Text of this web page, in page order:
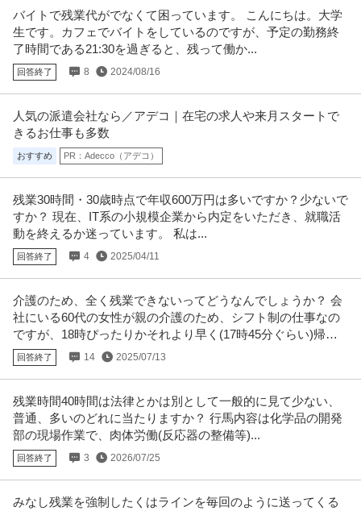
バイトで残業代がでなくて困っています。 こんにちは。大学
生です。カフェでバイトをしているのですが、予定の勤務終
了時間である21:30を過ぎると、残って働か...
回答終了 8 2024/08/16
人気の派遣会社なら／アデコ｜在宅の求人や来月スタートで
きるお仕事も多数
おすすめ PR：Adecco（アデコ）
残業30時間・30歳時点で年収600万円は多いですか？少ないで
すか？ 現在、IT系の小規模企業から内定をいただき、就職活
動を終えるか迷っています。 私は...
回答終了 4 2025/04/11
介護のため、全く残業できないってどうなんでしょうか？ 会
社にいる60代の女性が親の介護のため、シフト制の仕事なの
ですが、18時ぴったりかそれより早く(17時45分ぐらい)帰る
ことがあります。
回答終了 14 2025/07/13
残業時間40時間は法律とかは別として一般的に見て少ない、
普通、多いのどれに当たりますか？ 行馬内容は化学品の開発
部の現場作業で、肉体労働(反応器の整備等)...
回答終了 3 2026/07/25
みなし残業を強制したくはラインを毎回のように送ってくる